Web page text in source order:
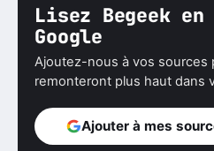
Lisez Begeek
Google
Ajoutez-nous à vos sources
remonteront plus haut dans
Ajouter à mes